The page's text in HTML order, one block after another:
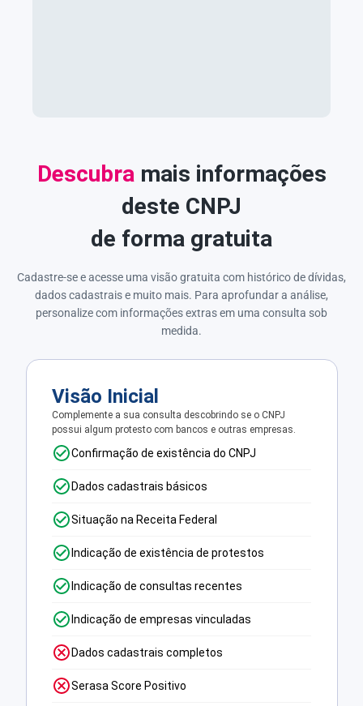
Descubra mais informações
deste CNPJ
de forma gratuita
Cadastre-se e acesse uma visão gratuita com histórico de dívidas,
dados cadastrais e muito mais. Para aprofundar a análise,
personalize com informações extras em uma consulta sob
medida.
Visão Inicial
Complemente a sua consulta descobrindo se o CNPJ
possui algum protesto com bancos e outras empresas.
Confirmação de existência do CNPJ
Dados cadastrais básicos
Situação na Receita Federal
Indicação de existência de protestos
Indicação de consultas recentes
Indicação de empresas vinculadas
Dados cadastrais completos
Serasa Score Positivo